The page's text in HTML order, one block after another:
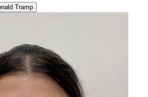
Tramp